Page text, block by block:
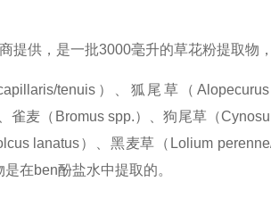
提供，是一批3000毫升的草花粉提取物
tenuis）、狐尾草（
雀麦（Bromus spp.）、狗尾草（
lanatus）、黑麦草（Lolium
在ben酚盐水中提取的。